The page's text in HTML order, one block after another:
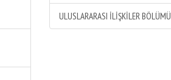
ULUSLARARASI İLİŞKİLER BÖLÜMÜ